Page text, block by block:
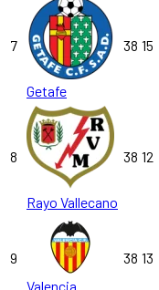
7
Getafe
38 15
8
Rayo Vallecano
38 12
9
Valencia
38 13